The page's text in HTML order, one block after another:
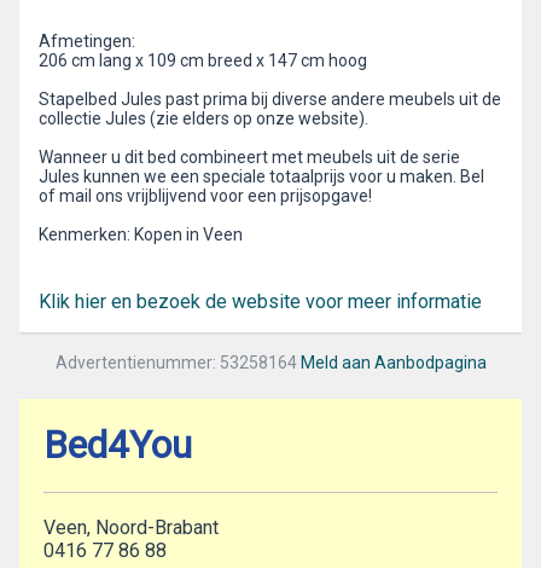
Afmetingen:
206 cm lang x 109 cm breed x 147 cm hoog
Stapelbed Jules past prima bij diverse andere meubels uit de
collectie Jules (zie elders op onze website).
Wanneer u dit bed combineert met meubels uit de serie
Jules kunnen we een speciale totaalprijs voor u maken. Bel
of mail ons vrijblijvend voor een prijsopgave!
Kenmerken: Kopen in Veen
Klik hier en bezoek de website voor meer informatie
Advertentienummer: 53258164 Meld aan Aanbodpagina
Bed4You
Veen, Noord-Brabant
0416 77 86 88